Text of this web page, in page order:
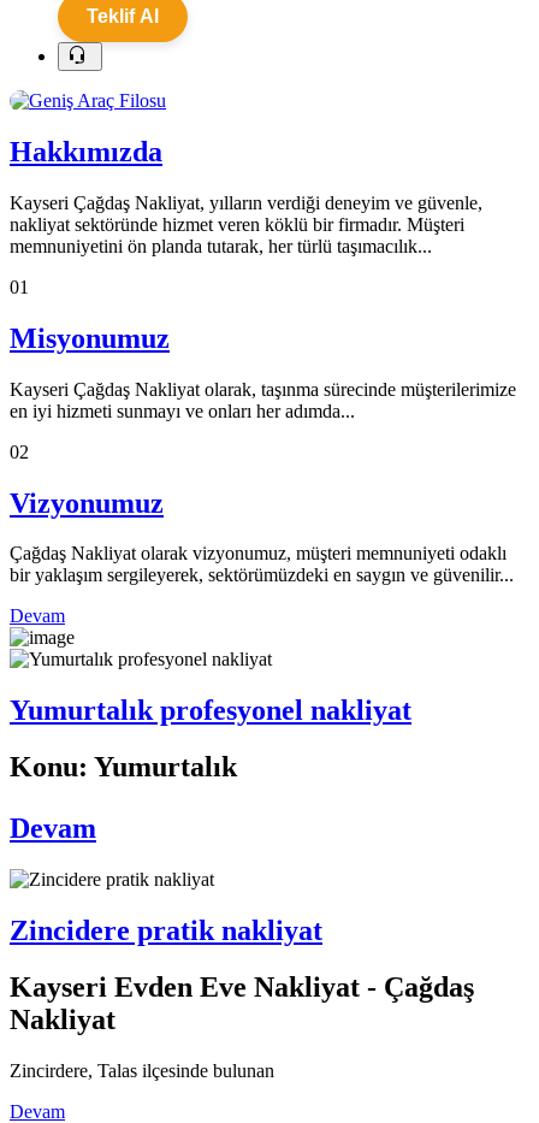
Teklif Al
Hakkımızda
Kayseri Çağdaş Nakliyat, yılların verdiği deneyim ve güvenle,
nakliyat sektöründe hizmet veren köklü bir firmadır. Müşteri
memnuniyetini ön planda tutarak, her türlü taşımacılık...
01
Misyonumuz
Kayseri Çağdaş Nakliyat olarak, taşınma sürecinde müşterilerimize
en iyi hizmeti sunmayı ve onları her adımda...
02
Vizyonumuz
Çağdaş Nakliyat olarak vizyonumuz, müşteri memnuniyeti odaklı
bir yaklaşım sergileyerek, sektörümüzdeki en saygın ve güvenilir...
Devam
Yumurtalık profesyonel nakliyat
Konu: Yumurtalık
Devam
Zincidere pratik nakliyat
Kayseri Evden Eve Nakliyat - Çağdaş
Nakliyat
Zincirdere, Talas ilçesinde bulunan
Devam